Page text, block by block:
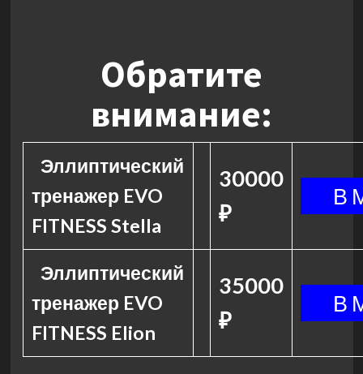
Обратите
внимание:
Эллиптический
тренажер EVO
FITNESS Stella
30000
₽
Эллиптический
тренажер EVO
FITNESS Elion
35000
₽